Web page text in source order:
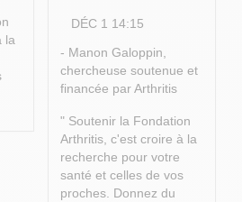
la
DÉC 1 14:15
- Manon Galoppin,
chercheuse soutenue et
financée par Arthritis
" Soutenir la Fondation
Arthritis, c'est croire à la
recherche pour votre
santé et celles de vos
proches. Donnez du